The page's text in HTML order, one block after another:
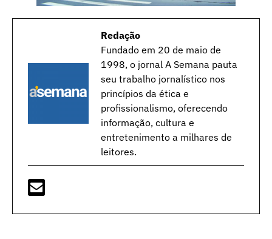
Redação
Fundado em 20 de maio de
1998, o jornal A Semana pauta
seu trabalho jornalístico nos
princípios da ética e
profissionalismo, oferecendo
informação, cultura e
entretenimento a milhares de
leitores.